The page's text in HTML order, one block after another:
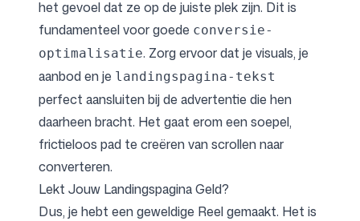
het gevoel dat ze op de juiste plek zijn. Dit is
fundamenteel voor goede conversie-
optimalisatie. Zorg ervoor dat je visuals, je
aanbod en je landingspagina-tekst
perfect aansluiten bij de advertentie die hen
daarheen bracht. Het gaat erom een soepel,
frictieloos pad te creëren van scrollen naar
converteren.
Lekt Jouw Landingspagina Geld?
Dus, je hebt een geweldige Reel gemaakt. Het is